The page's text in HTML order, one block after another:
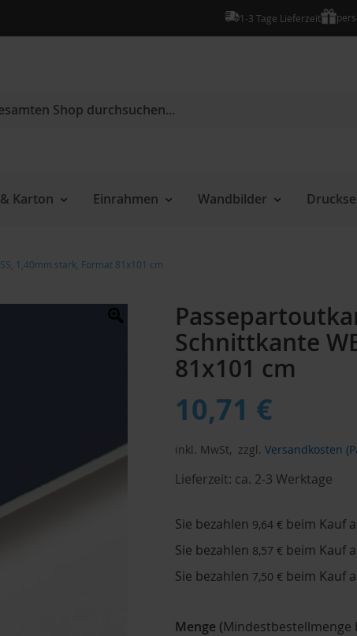
1-3 Tage Lieferzeit
Karton Einrahmen Wandbilder
1,40mm stark, Format 81x101 cm
Schnittkante
81x101 cm
10,71 €
inkl. MwSt, zzgl. Versandkosten
Lieferzeit: ca. 2-3 Werktage
Sie bezahlen 9,64 € beim Kauf
Sie bezahlen 8,57 € beim Kauf
Sie bezahlen 7,50 € beim Kauf
Menge (Mindestbestellmenge